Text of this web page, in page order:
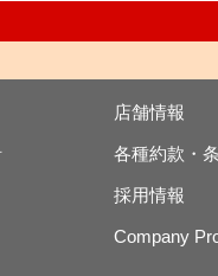
店舗情報
各種約款・
採用情報
Company